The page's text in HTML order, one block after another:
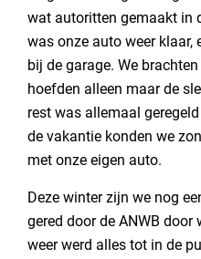
wat autoritten gemaakt in
was onze auto weer klaar,
bij de garage. We
hoefden alleen maar de
rest was allemaal
de vakantie konden we
met onze eigen auto.
Deze winter zijn we nog
gered door de ANWB door
weer werd alles tot in de